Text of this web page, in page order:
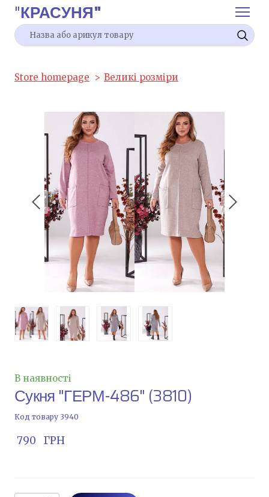
"КРАСУНЯ"
Store homepage Великі розміри
В наявності
Сукня "ГЕРМ-486" (3810)
Код товару 3940
790   ГРН